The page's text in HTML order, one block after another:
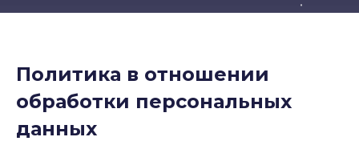
Политика в отношении
обработки персональных
данных